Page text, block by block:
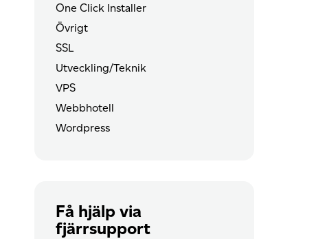
One Click Installer
Övrigt
SSL
Utveckling/Teknik
VPS
Webbhotell
Wordpress
Få hjälp via
fjärrsupport